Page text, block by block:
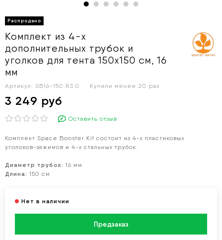
Комплект из 4-х
дополнительных трубок и
уголков для тента 150х150 см, 16
мм
Артикул: SB16-150 R3.0 Купили менее 20 раз
3 249 руб
Оставить отзыв
Комплект Space Booster Kit состоит из 4-х пластиковых
уголоков-зажимов и 4-х стальных трубок.
Диаметр трубок: 16 мм
Длина: 150 см
Предзаказ